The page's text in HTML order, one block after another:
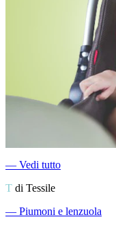
― Vedi tutto
T di Tessile
― Piumoni e lenzuola